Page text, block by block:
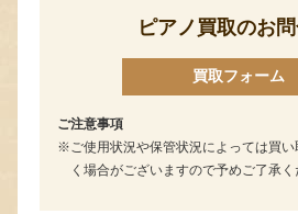
ピアノ買取のお
買取フォーム
ご注意事項
ご使用状況や保管状況によっては買
く場合がございますので予めご了承く